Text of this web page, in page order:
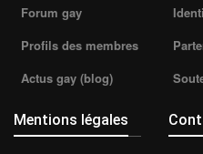
Forum gay
Profils des membres
Actus gay (blog)
Mentions légales